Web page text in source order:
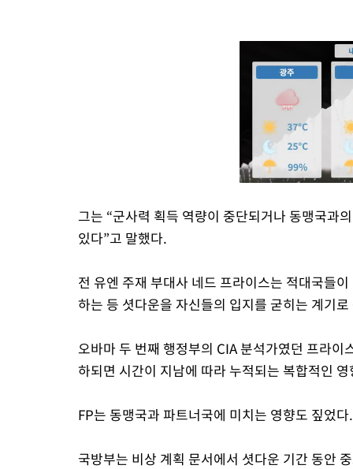
그는 “군사력 획득 역량이 중단되거나 동맹국과
있다”고 말했다.
전 유엔 주재 부대사 네드 프라이스는 적대국들
하는 등 셧다운을 자신들의 입지를 굳히는 계기
오바마 두 번째 행정부의 CIA 분석가였던 프라
하되면 시간이 지남에 따라 누적되는 복합적인
FP는 동맹국과 파트너국에 미치는 영향도 짚었다.
국방부는 비상 계획 문서에서 셧다운 기간 동안